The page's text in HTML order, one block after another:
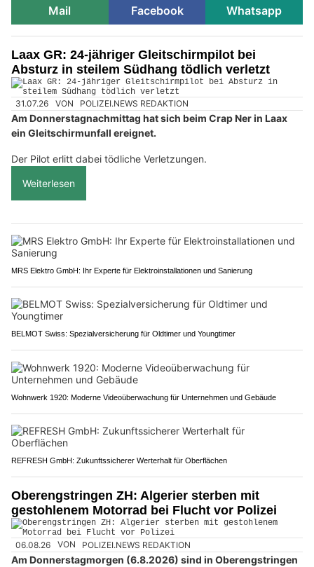
Mail
Facebook Whatsapp
Laax GR: 24-jähriger Gleitschirmpilot bei
Absturz in steilem Südhang tödlich verletzt
31.07.26 VON POLIZEI.NEWS REDAKTION
Am Donnerstagnachmittag hat sich beim Crap Ner in Laax
ein Gleitschirmunfall ereignet.
Der Pilot erlitt dabei tödliche Verletzungen.
Weiterlesen
MRS Elektro GmbH: Ihr Experte für Elektroinstallationen und Sanierung
BELMOT Swiss: Spezialversicherung für Oldtimer und Youngtimer
Wohnwerk 1920: Moderne Videoüberwachung für Unternehmen und Gebäude
REFRESH GmbH: Zukunftssicherer Werterhalt für Oberflächen
Oberengstringen ZH: Algerier sterben mit
gestohlenem Motorrad bei Flucht vor Polizei
06.08.26 VON POLIZEI.NEWS REDAKTION
Am Donnerstagmorgen (6.8.2026) sind in Oberengstringen